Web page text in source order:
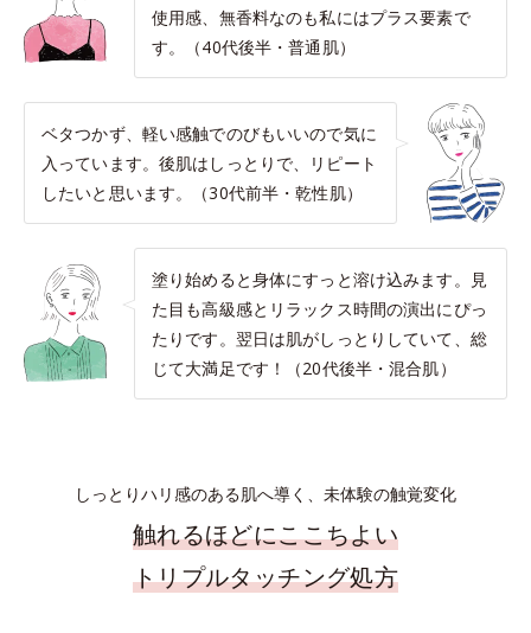
使用感、無香料なのも私にはプラス要素で
す。（40代後半・普通肌）
ベタつかず、軽い感触でのびもいいので気に
入っています。後肌はしっとりで、リピート
したいと思います。（30代前半・乾性肌）
塗り始めると身体にすっと溶け込みます。見
た目も高級感とリラックス時間の演出にぴっ
たりです。翌日は肌がしっとりしていて、総
じて大満足です！（20代後半・混合肌）
しっとりハリ感のある肌へ導く、未体験の触覚変化
触れるほどにここちよい
トリプルタッチング処方